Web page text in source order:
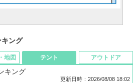
ング
地図 テント
キング
更新日時：2026/08/08 18:02
アウトドア